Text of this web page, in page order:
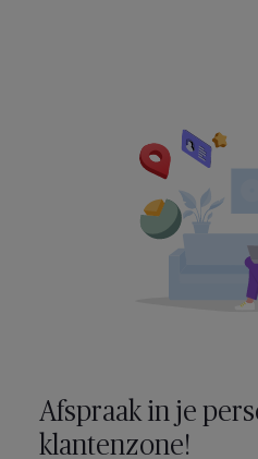
Afspraak in je
klantenzone!